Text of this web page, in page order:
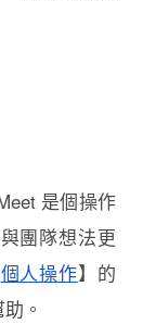
是個操作
團隊想法更
個人操作】的
。